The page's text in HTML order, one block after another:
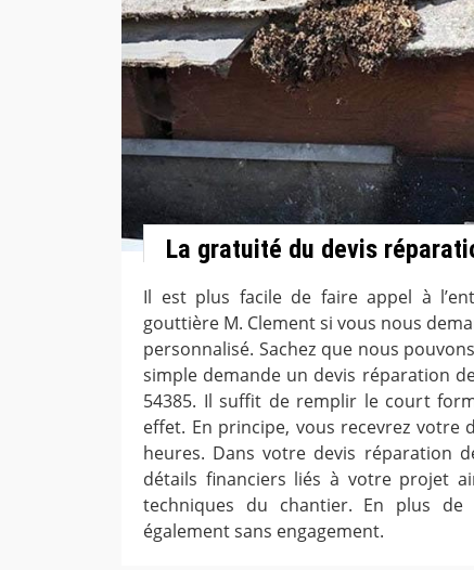
La gratuité du devis
Il est plus facile de faire appel à
gouttière M. Clement si vous nous
personnalisé. Sachez que nous
simple demande un devis réparation
54385. Il suffit de remplir le court
effet. En principe, vous recevrez votre
heures. Dans votre devis réparation
détails financiers liés à votre projet
techniques du chantier. En plus
également sans engagement.